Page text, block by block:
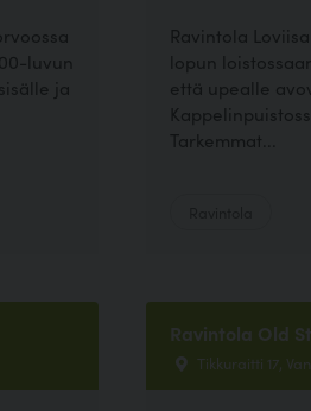
luvun
ja
Ravintola
lopun
että upealle
Tarkemmat...
Ravintola Old
Tikkuraitti 17,